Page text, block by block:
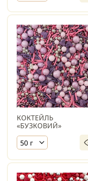
КОКТЕЙЛЬ
«БУЗКОВИЙ»
50 г